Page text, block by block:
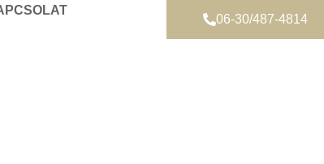
06-30/487-4814